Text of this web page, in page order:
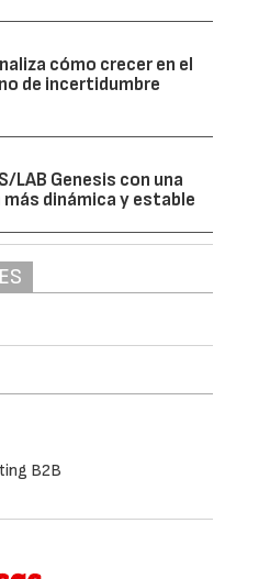
cómo crecer en el
de incertidumbre
LAB Genesis con una
dinámica y estable
B2B